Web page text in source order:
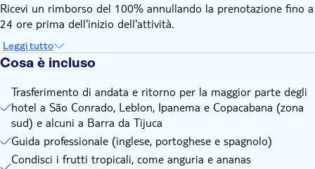
Ricevi un rimborso del 100% annullando la prenotazione fino a
24 ore prima dell'inizio dell'attività.
Leggi tutto
Cosa è incluso
Trasferimento di andata e ritorno per la maggior parte degli
hotel a São Conrado, Leblon, Ipanema e Copacabana (zona
sud) e alcuni a Barra da Tijuca
Guida professionale (inglese, portoghese e spagnolo)
Condisci i frutti tropicali, come anguria e ananas